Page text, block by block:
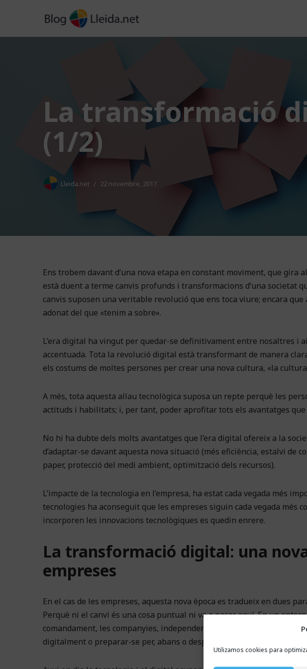
Utilizamos cookies para
La transformació
(1/2)
Lleida.net 22 novembre, 2017
Ens trobem davant d’una nova etapa en constant moviment, que
està duent a terme canvis profunds i transformacions d’una societat
canvis suposen una veritable revolució que ens toca viure; encara
adonat del que «tenim a sobre».
L’era digital ha vingut per quedar-se definitivament entre nosaltres i
accentuada. Tota la revolució digital està transformant de manera
els costums de moltes persones per crear una nova cultura, «la
A més, tota aquesta allau tecnològica suposa un repte perquè les
actituds i habilitats; i, per tant, poder aprofitar tots els avantatges
No hi ha dubte dels molts avantatges que l’era digital ofereix a la
d’adaptar-se davant aquesta nova situació (més eficiència, estalvi de
paper, protecció del medi ambient, optimització dels recursos).
L’impacte de la tecnologia en l’empresa, ha estat cada vegada més
tecnologies ha aconseguit que les empreses siguin cada vegada més
incorporen les innovacions tecnològiques es quedin enrere.
La transformació digital: una
empreses
En el cas de les empreses, aquesta nova època es tradueix en dues
Perquè ni el canvi és una cosa puntual ni va a parar aquí. En un
comandament, les companyies, independentment de la seva mida,
digitalment o preparar-se per, abans o després, acabar desapareixent.